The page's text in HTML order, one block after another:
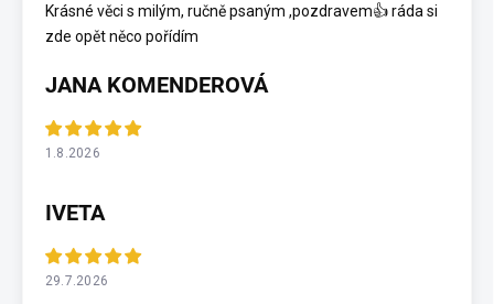
Krásné věci s milým, ručně psaným ,pozdravem👍 ráda si
zde opět něco pořídím
JANA KOMENDEROVÁ
1.8.2026
IVETA
29.7.2026